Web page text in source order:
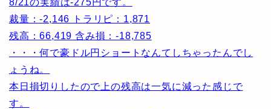
8/21の実績は-275円です。
裁量：-2,146 トラリピ：1,871
残高：66,419 含み損：-18,785
・・・何で豪ドル円ショートなんてしちゃったんでし
ょうね。
本日損切りしたので上の残高は一気に減った感じで
す。